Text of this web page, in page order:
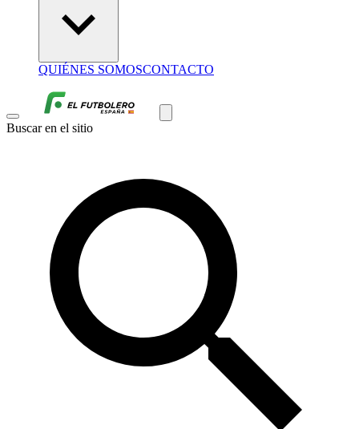
QUIÉNES SOMOSCONTACTO
Buscar en el sitio